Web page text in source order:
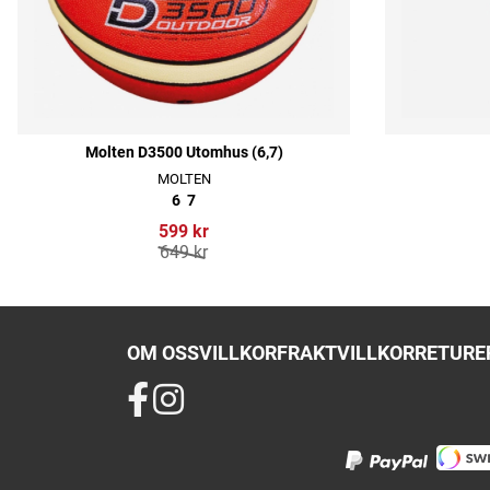
Molten D3500 Utomhus (6,7)
MOLTEN
6 7
599 kr
649 kr
OM OSSVILLKORFRAKTVILLKOR